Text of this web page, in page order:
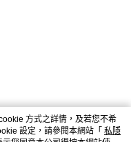
方式之詳情，及若您不希
設定，請參閱本網站「 私隱